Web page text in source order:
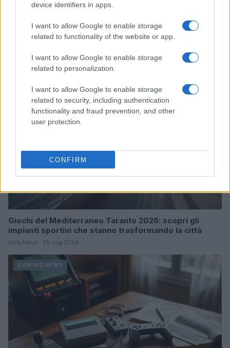
device identifiers in apps.
I want to allow Google to enable storage
related to functionality of the website or app.
I want to allow Google to enable storage
related to personalization.
I want to allow Google to enable storage
related to security, including authentication
functionality and fraud prevention, and other
user protection.
CONFIRM
William, Kate e i principini in Scozia per i giochi del
Commonwealth: tutti i dettagli
Francesca Lombardi · 2 Ago 2026
Giochi del Mediterraneo Taranto 2026: scopri gli
impianti sportivi che stanno trasformando la città
Ilaria Mauri · 28 Lug 2026
GAMING NEWS